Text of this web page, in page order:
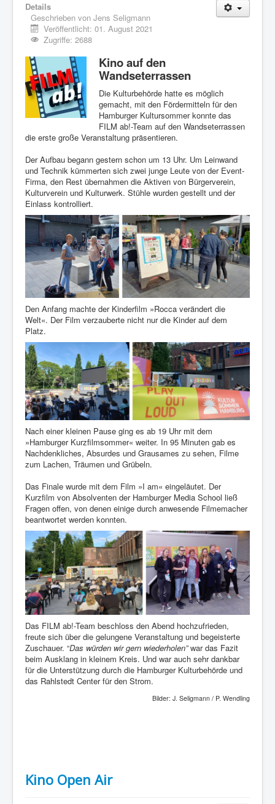
Details
Geschrieben von Jens Seligmann
Veröffentlicht: 01. August 2021
Zugriffe: 2688
Kino auf den
Wandseterrassen
Die Kulturbehörde hatte es möglich
gemacht, mit den Fördermitteln für den
Hamburger Kultursommer konnte das
FILM ab!-Team auf den Wandseterrassen
die erste große Veranstaltung präsentieren.
Der Aufbau begann gestern schon um 13 Uhr. Um Leinwand
und Technik kümmerten sich zwei junge Leute von der Event-
Firma, den Rest übernahmen die Aktiven von Bürgerverein,
Kulturverein und Kulturwerk. Stühle wurden gestellt und der
Einlass kontrolliert.
Den Anfang machte der Kinderfilm »Rocca verändert die
Welt«. Der Film verzauberte nicht nur die Kinder auf dem
Platz.
Nach einer kleinen Pause ging es ab 19 Uhr mit dem
»Hamburger Kurzfilmsommer« weiter. In 95 Minuten gab es
Nachdenkliches, Absurdes und Grausames zu sehen, Filme
zum Lachen, Träumen und Grübeln.
Das Finale wurde mit dem Film »I am« eingeläutet. Der
Kurzfilm von Absolventen der Hamburger Media School ließ
Fragen offen, von denen einige durch anwesende Filmemacher
beantwortet werden konnten.
Das FILM ab!-Team beschloss den Abend hochzufrieden,
freute sich über die gelungene Veranstaltung und begeisterte
Zuschauer. “Das würden wir gern wiederholen”war das Fazit
beim Ausklang in kleinem Kreis. Und war auch sehr dankbar
für die Unterstützung durch die Hamburger Kulturbehörde und
das Rahlstedt Center für den Strom.
Bilder: J. Seligmann / P. Wendling
Kino Open Air